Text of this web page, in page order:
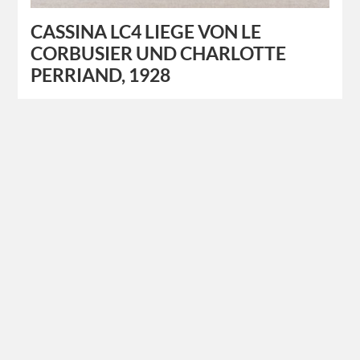
CASSINA LC4 LIEGE VON LE
CORBUSIER UND CHARLOTTE
PERRIAND, 1928